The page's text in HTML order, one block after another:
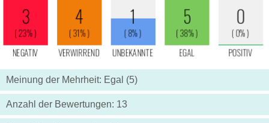
Meinung der Mehrheit: Egal (5)
Anzahl der Bewertungen: 13